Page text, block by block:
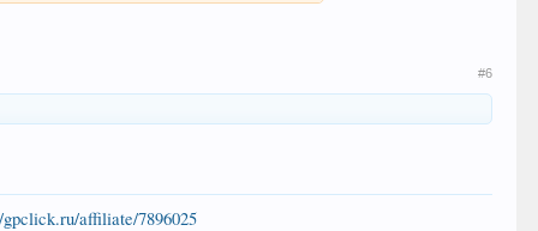
#6
affiliate/7896025